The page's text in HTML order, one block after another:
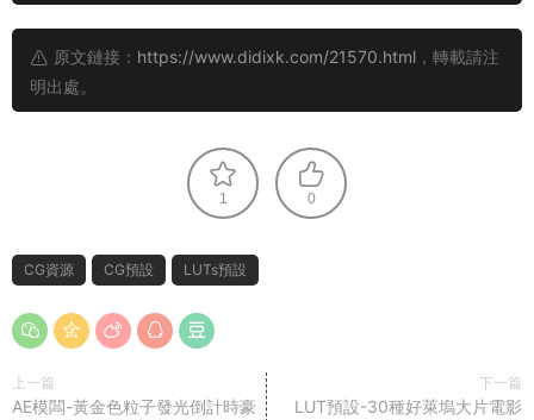
原文鏈接： https://www.didixk.com/21570.html ，轉載請注
明出處。
1 0
CG資源 CG預設 LUTs預設
上一篇
AE模闆-黃金色粒子發光倒計時豪
下一篇
LUT預設-30種好萊塢大片電影